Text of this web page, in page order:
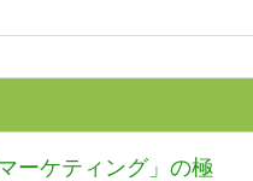
ーケティング」の極